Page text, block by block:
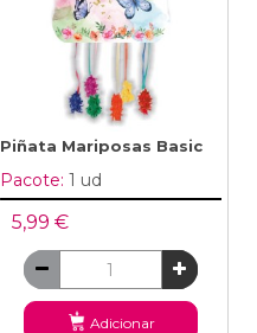
Piñata Mariposas Basic
Pacote: 1 ud
5,99 €
Adicionar